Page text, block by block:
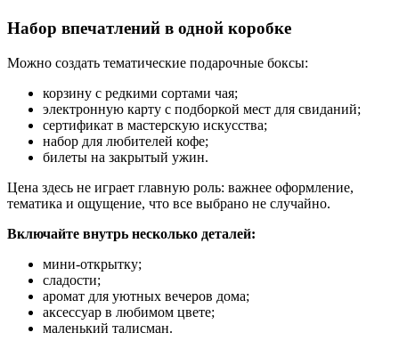
Набор впечатлений в одной коробке
Можно создать тематические подарочные боксы:
корзину с редкими сортами чая;
электронную карту с подборкой мест для свиданий;
сертификат в мастерскую искусства;
набор для любителей кофе;
билеты на закрытый ужин.
Цена здесь не играет главную роль: важнее оформление,
тематика и ощущение, что все выбрано не случайно.
Включайте внутрь несколько деталей:
мини-открытку;
сладости;
аромат для уютных вечеров дома;
аксессуар в любимом цвете;
маленький талисман.